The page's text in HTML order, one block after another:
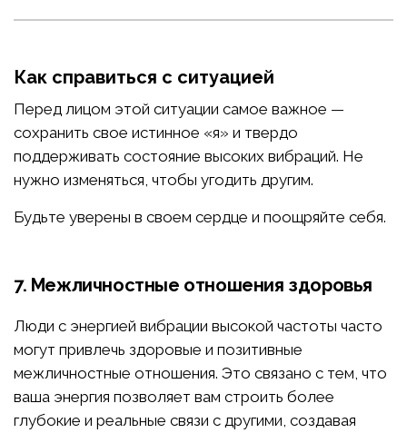
Как справиться с ситуацией
Перед лицом этой ситуации самое важное —
сохранить свое истинное «я» и твердо
поддерживать состояние высоких вибраций. Не
нужно изменяться, чтобы угодить другим.
Будьте уверены в своем сердце и поощряйте себя.
7. Межличностные отношения здоровья
Люди с энергией вибрации высокой частоты часто
могут привлечь здоровые и позитивные
межличностные отношения. Это связано с тем, что
ваша энергия позволяет вам строить более
глубокие и реальные связи с другими, создавая